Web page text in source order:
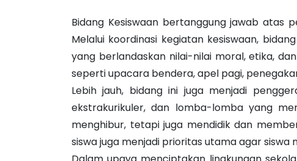
Bidang Kesiswaan bertanggung jawab atas
Melalui koordinasi kegiatan kesiswaan,
yang berlandaskan nilai-nilai moral, etika,
seperti upacara bendera, apel pagi,
Lebih jauh, bidang ini juga menjadi
ekstrakurikuler, dan lomba-lomba yang
menghibur, tetapi juga mendidik dan
siswa juga menjadi prioritas utama agar